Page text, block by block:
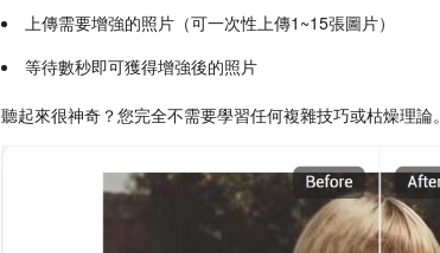
上傳需要增強的照片（可一次性上傳1~15張圖片）
等待數秒即可獲得增強後的照片
聽起來很神奇？您完全不需要學習任何複雜技巧或枯燥理論。